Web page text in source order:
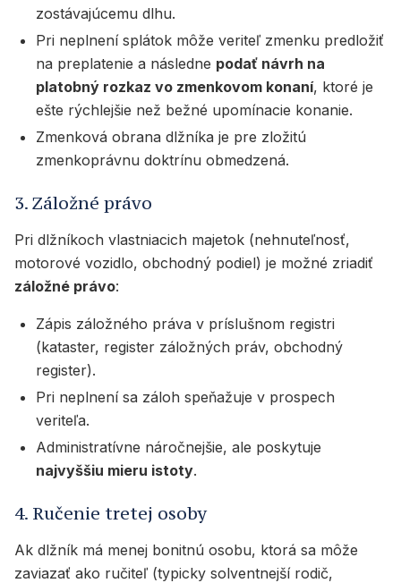
zostávajúcemu dlhu.
Pri neplnení splátok môže veriteľ zmenku predložiť
na preplatenie a následne podať návrh na
platobný rozkaz vo zmenkovom konaní, ktoré je
ešte rýchlejšie než bežné upomínacie konanie.
Zmenková obrana dlžníka je pre zložitú
zmenkoprávnu doktrínu obmedzená.
3. Záložné právo
Pri dlžníkoch vlastniacich majetok (nehnuteľnosť,
motorové vozidlo, obchodný podiel) je možné zriadiť
záložné právo:
Zápis záložného práva v príslušnom registri
(kataster, register záložných práv, obchodný
register).
Pri neplnení sa záloh speňažuje v prospech
veriteľa.
Administratívne náročnejšie, ale poskytuje
najvyššiu mieru istoty.
4. Ručenie tretej osoby
Ak dlžník má menej bonitnú osobu, ktorá sa môže
zaviazať ako ručiteľ (typicky solventnejší rodič,